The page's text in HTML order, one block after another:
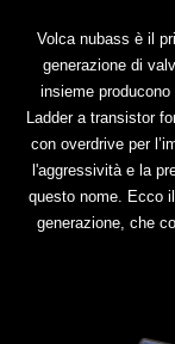
Volca nubass è il
generazione di
insieme
Ladder a transistor
con overdrive per
l'aggressività e la
questo nome. Ecco
generazione, che